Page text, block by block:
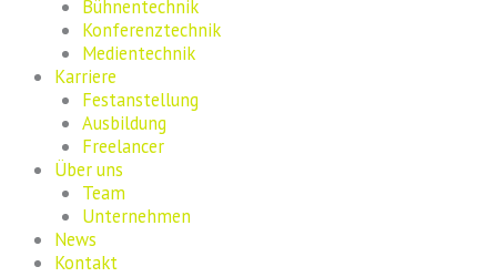
Bühnentechnik
Konferenztechnik
Medientechnik
Karriere
Festanstellung
Ausbildung
Freelancer
Über uns
Team
Unternehmen
News
Kontakt